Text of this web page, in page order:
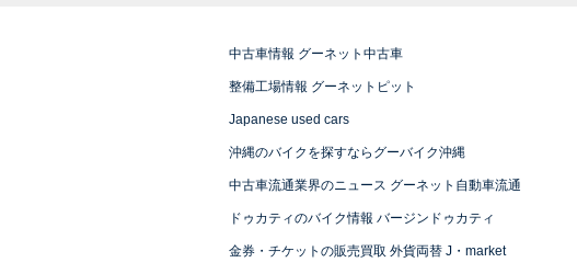
中古車情報 グーネット中古車
整備工場情報 グーネットピット
Japanese used cars
沖縄のバイクを探すならグーバイク沖縄
中古車流通業界のニュース グーネット自動車流通
ドゥカティのバイク情報 バージンドゥカティ
金券・チケットの販売買取 外貨両替 J・market